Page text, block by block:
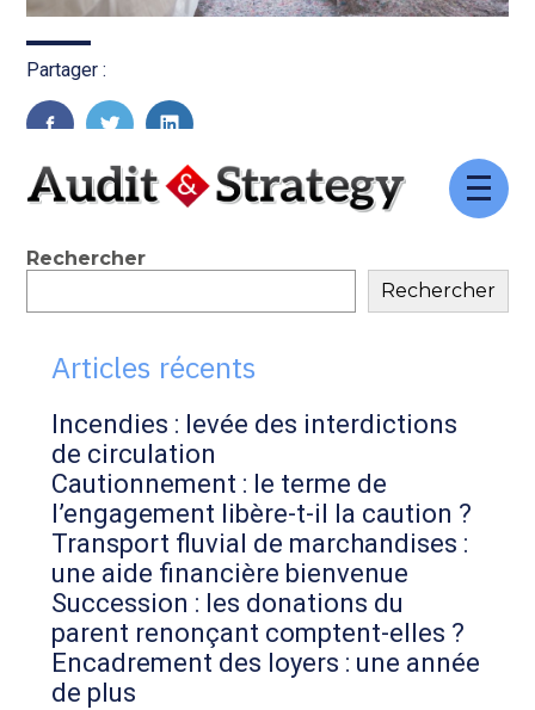
Aller
Partager :
Blog
sidebar
Rechercher
Rechercher
Articles récents
Incendies : levée des interdictions
de circulation
Cautionnement : le terme de
l’engagement libère-t-il la caution ?
Transport fluvial de marchandises :
une aide financière bienvenue
Succession : les donations du
parent renonçant comptent-elles ?
Encadrement des loyers : une année
de plus